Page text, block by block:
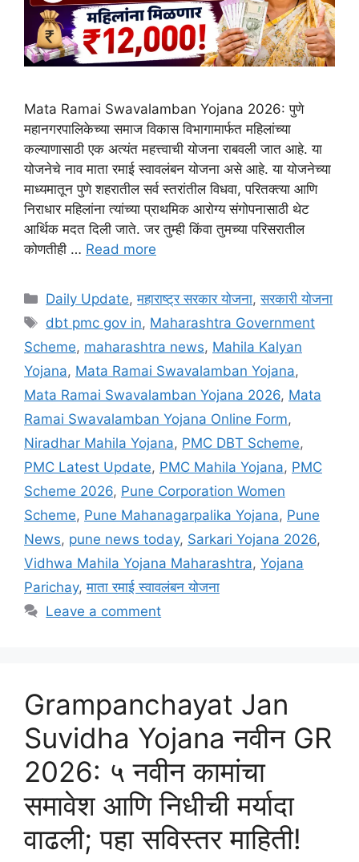
Mata Ramai Swavalamban Yojana 2026: पुणे
महानगरपालिकेच्या समाज विकास विभागामार्फत महिलांच्या
कल्याणासाठी एक अत्यंत महत्त्वाची योजना राबवली जात आहे. या
योजनेचे नाव माता रमाई स्वावलंबन योजना असे आहे. या योजनेच्या
माध्यमातून पुणे शहरातील सर्व स्तरांतील विधवा, परितक्त्या आणि
निराधार महिलांना त्यांच्या प्राथमिक आरोग्य संगोपनासाठी थेट
आर्थिक मदत दिली जाते. जर तुम्ही किंवा तुमच्या परिसरातील
कोणतीही … Read more
Categories
Daily Update,महाराष्ट्र सरकार योजना,सरकारी योजना
Tags
dbt pmc gov in, Maharashtra Government
Scheme, maharashtra news, Mahila Kalyan
Yojana, Mata Ramai Swavalamban Yojana,
Mata Ramai Swavalamban Yojana 2026, Mata
Ramai Swavalamban Yojana Online Form,
Niradhar Mahila Yojana, PMC DBT Scheme,
PMC Latest Update, PMC Mahila Yojana, PMC
Scheme 2026, Pune Corporation Women
Scheme, Pune Mahanagarpalika Yojana, Pune
News, pune news today, Sarkari Yojana 2026,
Vidhwa Mahila Yojana Maharashtra, Yojana
Parichay,माता रमाई स्वावलंबन योजना
Leave a comment
Grampanchayat Jan
Suvidha Yojana नवीन GR
2026: ५ नवीन कामांचा
समावेश आणि निधीची मर्यादा
वाढली; पहा सविस्तर माहिती!